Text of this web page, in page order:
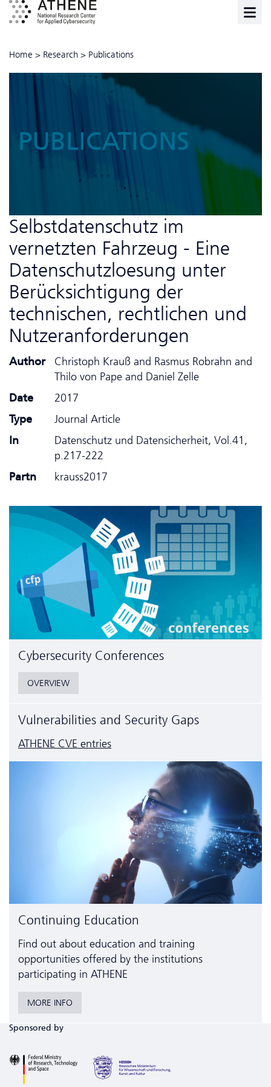
Home > Research > Publications
PUBLICATIONS
Selbstdatenschutz im
vernetzten Fahrzeug - Eine
Da­ten­schutzloesung unter
Berücksichtigung der
technischen, rechtlichen und
Nutzeranforderungen
Author
Christoph Krauß and Rasmus Robrahn and
Thilo von Pape and Daniel Zelle
Date
2017
Type
Journal Article
In
Da­ten­schutz und Datensicherheit, Vol.41,
p.217-222
Partn
krauss2017
Cyber­security Conferences
OVERVIEW
Vulnerabilities and Security Gaps
ATHENE CVE entries
Continuing Education
Find out about education and training
opportunities offered by the institutions
participating in ATHENE
MORE INFO
Sponsored by